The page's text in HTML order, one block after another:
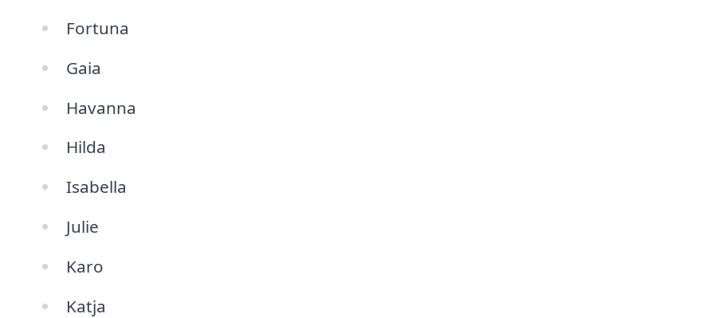
Fortuna
Gaia
Havanna
Hilda
Isabella
Julie
Karo
Katja